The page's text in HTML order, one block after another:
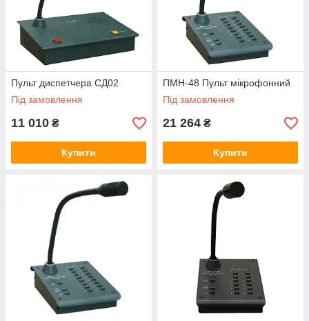
Пульт диспетчера СД02
Під замовлення
11 010 ₴
Купити
ПМН-48 Пульт мікрофонний
Під замовлення
21 264 ₴
Купити